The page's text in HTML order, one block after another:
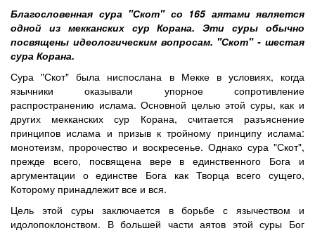
Благословенная сура "Скот" со 165 аятами является
одной из мекканских сур Корана. Эти суры обычно
посвящены идеологическим вопросам. "Скот" - шестая
сура Корана.
Сура "Скот" была ниспослана в Мекке в условиях, когда
язычники оказывали упорное сопротивление
распространению ислама. Основной целью этой суры, как и
других мекканских сур Корана, считается разъяснение
принципов ислама и призыв к тройному принципу ислама:
монотеизм, пророчество и воскресенье. Однако сура "Скот",
прежде всего, посвящена вере в единственного Бога и
аргументации о единстве Бога как Творца всего сущего,
Которому принадлежит все и вся.
Цель этой суры заключается в борьбе с язычеством и
идолопоклонством. В большей части аятов этой суры Бог